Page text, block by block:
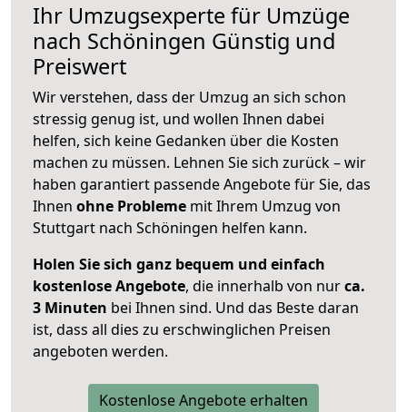
Ihr Umzugsexperte für Umzüge
nach Schöningen Günstig und
Preiswert
Wir verstehen, dass der Umzug an sich schon
stressig genug ist, und wollen Ihnen dabei
helfen, sich keine Gedanken über die Kosten
machen zu müssen. Lehnen Sie sich zurück – wir
haben garantiert passende Angebote für Sie, das
Ihnen ohne Probleme mit Ihrem Umzug von
Stuttgart nach Schöningen helfen kann.
Holen Sie sich ganz bequem und einfach
kostenlose Angebote, die innerhalb von nurca.
3 Minuten bei Ihnen sind. Und das Beste daran
ist, dass all dies zu erschwinglichen Preisen
angeboten werden.
Kostenlose Angebote erhalten